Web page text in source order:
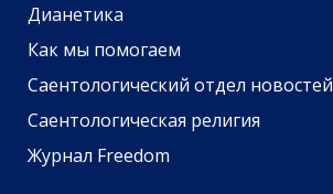
Дианетика
Как мы помогаем
Саентологический отдел новостей
Саентологическая религия
Журнал Freedom